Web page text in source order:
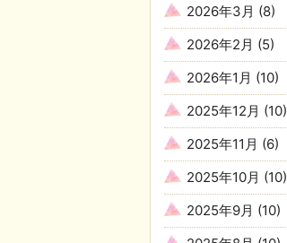
2026年3月 (8)
2026年2月 (5)
2026年1月 (10)
2025年12月 (10)
2025年11月 (6)
2025年10月 (10)
2025年9月 (10)